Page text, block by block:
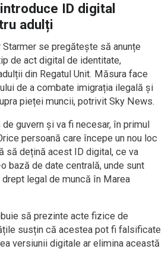
ID digital
adulți
se pregătește să anunțe
de act digital de identitate,
din Regatul Unit. Măsura face
de a combate imigrația ilegală și
pieței muncii, potrivit Sky News.
guvern și va fi necesar, în primul
persoană care începe un nou loc
să dețină acest ID digital, ce va
bază de date centrală, unde sunt
legal de muncă în Marea
să prezinte acte fizice de
susțin că acestea pot fi falsificate
versiunii digitale ar elimina această